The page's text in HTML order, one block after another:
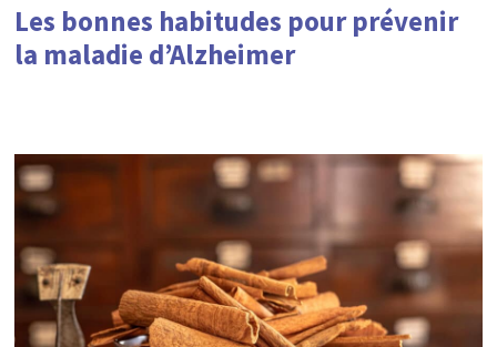
Les bonnes habitudes pour prévenir
la maladie d’Alzheimer